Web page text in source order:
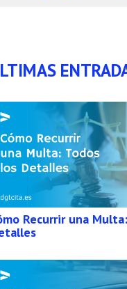
Recurrir una